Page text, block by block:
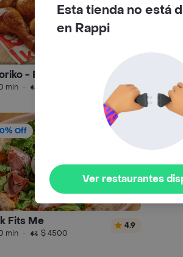
- Pollo
min ·
Off
Fits Me
min · $ 4500
4.9
Esta tienda no está
en Rappi
Ver restaurantes